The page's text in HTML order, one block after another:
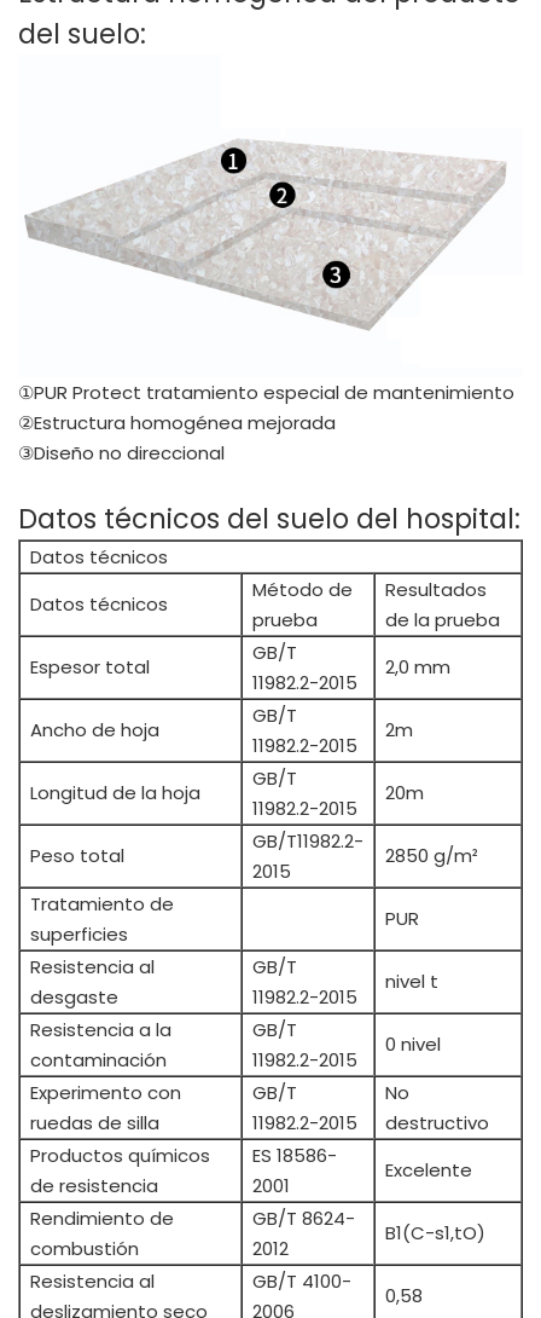
del suelo:
①PUR Protect tratamiento especial de mantenimiento
②Estructura homogénea mejorada
③Diseño no direccional
Datos técnicos del suelo del hospital:
Datos técnicos
Datos técnicos
Método de
prueba
Resultados
de la prueba
Espesor total
GB/T
11982.2-2015
2,0 mm
Ancho de hoja
GB/T
11982.2-2015
2m
Longitud de la hoja
GB/T
11982.2-2015
20m
Peso total
GB/T11982.2-
2015
2850 g/m²
Tratamiento de
superficies
PUR
Resistencia al
desgaste
GB/T
11982.2-2015
nivel t
Resistencia a la
contaminación
GB/T
11982.2-2015
0 nivel
Experimento con
ruedas de silla
GB/T
11982.2-2015
No
destructivo
Productos químicos
de resistencia
ES 18586-
2001
Excelente
Rendimiento de
combustión
GB/T 8624-
2012
B1(C-s1,tO)
Resistencia al
deslizamiento seco
GB/T 4100-
2006
0,58